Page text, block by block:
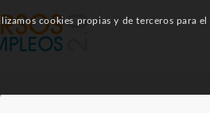
cookies propias y de terceros para